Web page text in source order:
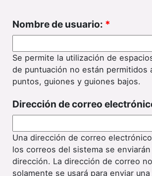
Nombre de usuario: *
Se permite la utilización de
de puntuación no están permitidos
puntos, guiones y guiones bajos.
Dirección de correo
Una dirección de correo
los correos del sistema se
dirección. La dirección de correo
solamente se usará para enviar